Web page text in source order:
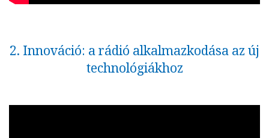
2. Innováció: a rádió alkalmazkodása az új
technológiákhoz